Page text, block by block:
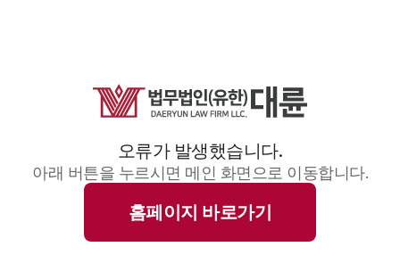
오류가 발생했습니다.
아래 버튼을 누르시면 메인 화면으로 이동합니다.
홈페이지 바로가기